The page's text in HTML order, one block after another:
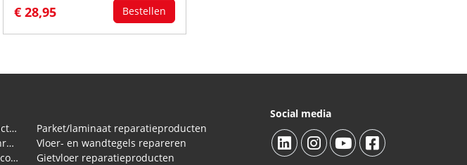
€ 28,95 Bestellen
Kunststof aanrechtbladen reparatieproducten (HPL en Volkern)
Reparatieproducten voor natuursteen aanrechtblad
Reparatie van Dekton, Silestone en kwartscomposiet aanrechtbladen
Parket/laminaat reparatieproducten
Vloer- en wandtegels repareren
Gietvloer reparatieproducten
Social media